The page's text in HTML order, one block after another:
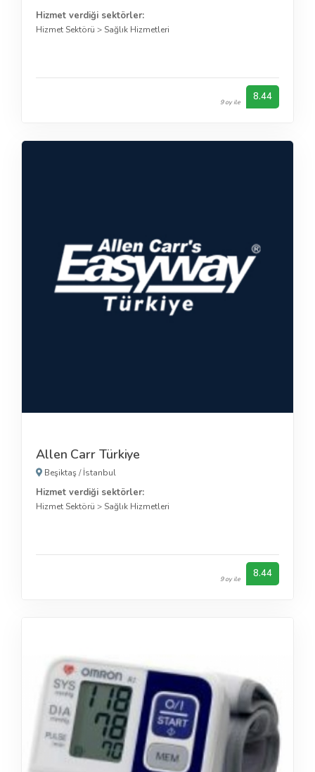
Hizmet verdiği sektörler:
Hizmet Sektörü > Sağlık Hizmetleri
9 oy ile 8.44
Allen Carr Türkiye
Beşiktaş/İstanbul
Hizmet verdiği sektörler:
Hizmet Sektörü > Sağlık Hizmetleri
9 oy ile 8.44